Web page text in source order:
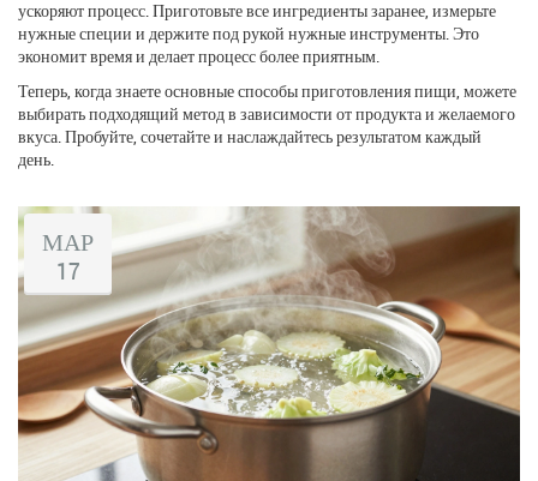
ускоряют процесс. Приготовьте все ингредиенты заранее, измерьте
нужные специи и держите под рукой нужные инструменты. Это
экономит время и делает процесс более приятным.
Теперь, когда знаете основные способы приготовления пищи, можете
выбирать подходящий метод в зависимости от продукта и желаемого
вкуса. Пробуйте, сочетайте и наслаждайтесь результатом каждый
день.
МАР
17